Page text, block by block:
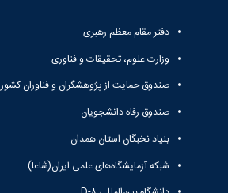
دفتر مقام معظم رهبری
وزارت علوم، تحقیقات و فناوری
صندوق حمایت از پژوهشگران و فناوران کشور
صندوق رفاه دانشجویان
بنیاد نخبگان استان همدان
شبکه آزمایشگاه‌های علمی ایران(شاعا)